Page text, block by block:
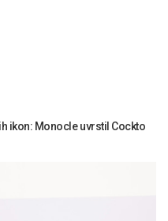
ikon: Monocle uvrstil Cockto